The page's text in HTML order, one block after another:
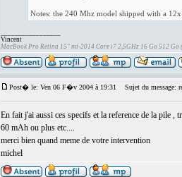
Notes: the 240 Mhz model shipped with a
Vincent
MacBook Pro Retina 15" mi-2014 Core i7 2,5GHz 16 Go 512 Go
Post� le: Ven 06 F�v 2004 à 19:31 Sujet du message:
En fait j'ai aussi ces specifs et la reference de la pile
60 mAh ou plus etc....
merci bien quand meme de votre intervention
michel